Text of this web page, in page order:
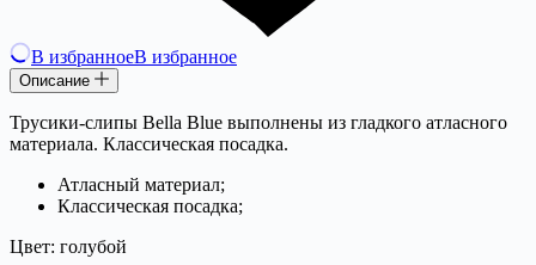
В избранноеВ избранное
Описание
Трусики-слипы Bella Blue выполнены из гладкого атласного
материала. Классическая посадка.
Атласный материал;
Классическая посадка;
Цвет: голубой